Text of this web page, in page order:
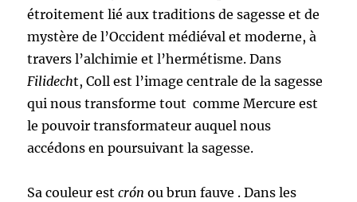
étroitement lié aux traditions de sagesse et de
mystère de l’Occident médiéval et moderne, à
travers l’alchimie et l’hermétisme. Dans
Filidecht, Coll est l’image centrale de la sagesse
qui nous transforme tout comme Mercure est
le pouvoir transformateur auquel nous
accédons en poursuivant la sagesse.
Sa couleur estcrónou brun fauve . Dans les